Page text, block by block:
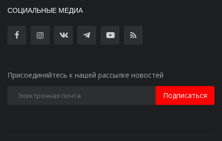
СОЦИАЛЬНЫЕ МЕДИА
Присоединяйтесь к нашей рассылке новостей
Подписаться